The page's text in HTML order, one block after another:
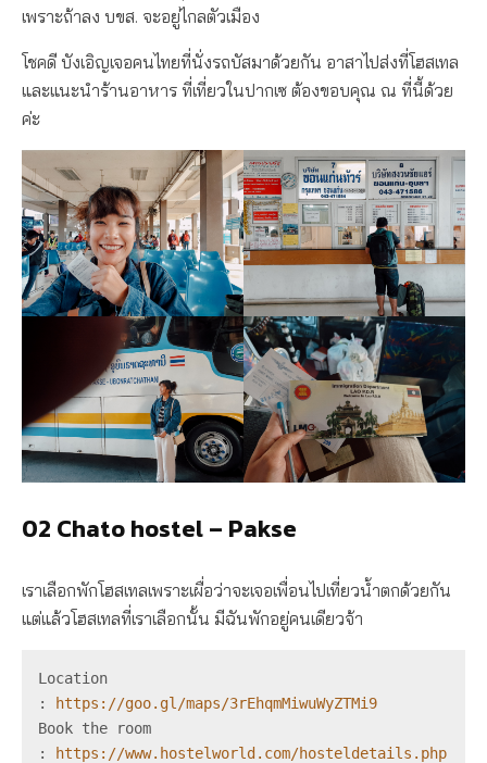
เพราะถ้าลง บขส. จะอยู่ไกลตัวเมือง
โชคดี บังเอิญเจอคนไทยที่นั่งรถบัสมาด้วยกัน อาสาไปส่งที่โฮสเทล
และแนะนำร้านอาหาร ที่เที่ยวในปากเซ ต้องขอบคุณ ณ ที่นี้ด้วย
ค่ะ
02 Chato hostel– Pakse
เราเลือกพักโฮสเทลเพราะเผื่อว่าจะเจอเพื่อนไปเที่ยวน้ำตกด้วยกัน
แต่แล้วโฮสเทลที่เราเลือกนั้น มีฉันพักอยู่คนเดียวจ้า
Location
:
https://goo.gl/maps/3rEhqmMiwuWyZTMi9
Book the room
:
https://www.hostelworld.com/hosteldetails.php